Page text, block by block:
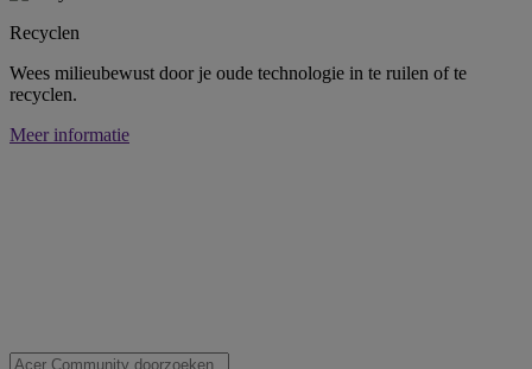
Recyclen
Wees milieubewust door je oude technologie in te ruilen of te
recyclen.
Meer informatie